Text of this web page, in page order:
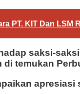
PT. KIT Dan LSM
saksi-
temukan